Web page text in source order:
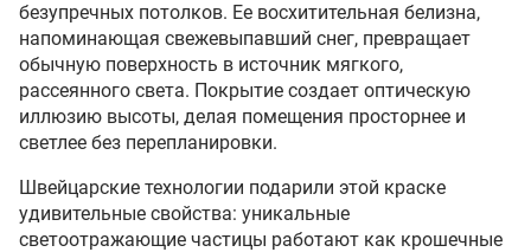
безупречных потолков. Ее восхитительная белизна,
напоминающая свежевыпавший снег, превращает
обычную поверхность в источник мягкого,
рассеянного света. Покрытие создает оптическую
иллюзию высоты, делая помещения просторнее и
светлее без перепланировки.
Швейцарские технологии подарили этой краске
удивительные свойства: уникальные
светоотражающие частицы работают как крошечные